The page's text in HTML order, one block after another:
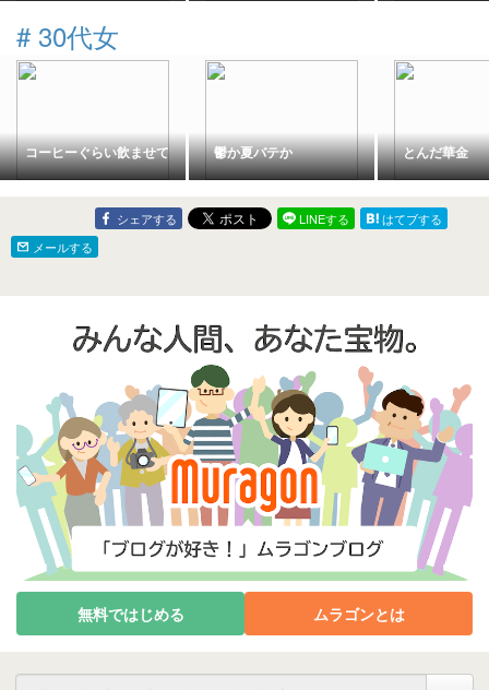
# 30代女
コーヒーぐらい飲ませて 鬱か夏バテか とんだ華金
シェアする LINEする
はてブする
メールする
無料ではじめる ムラゴンとは